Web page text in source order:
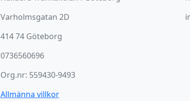
Varholmsgatan 2D
414 74 Göteborg
0736560696
Org.nr: 559430-9493
Allmänna villkor